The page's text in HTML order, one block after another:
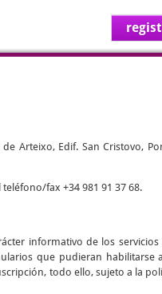
Arteixo, Edif. San Cristovo,
fax +34 981 91 37 68.
informativo de los
que pudieran habilitarse
todo ello, sujeto a la